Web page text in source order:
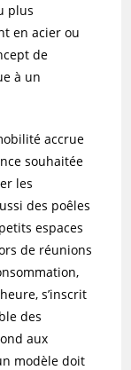
plus
en acier ou
de
à un
accrue
souhaitée
les
des poêles
espaces
de réunions
s’inscrit
des
aux
modèle doit